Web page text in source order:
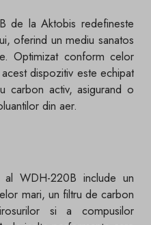
de la Aktobis redefineste
oferind un mediu sanatos
Optimizat conform celor
dispozitiv este echipat
carbon activ, asigurand o
din aer.
al WDH-220B include un
mari, un filtru de carbon
si a compusilor